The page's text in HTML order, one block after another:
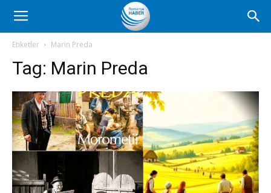
Romanya
Haber
Etiketler Marin Preda
Tag: Marin Preda